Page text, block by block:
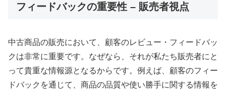
フィードバックの重要性 – 販売者視点
中古商品の販売において、顧客のレビュー・フィードバッ
クは非常に重要です。なぜなら、それが私たち販売者にと
って貴重な情報源となるからです。例えば、顧客のフィー
ドバックを通じて、商品の品質や使い勝手に関する情報を